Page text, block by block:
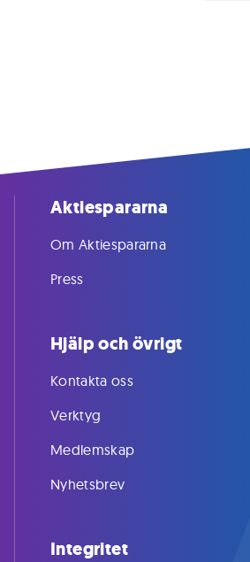
Aktiespararna
Om Aktiespararna
Press
Hjälp och övrigt
Kontakta oss
Verktyg
Medlemskap
Nyhetsbrev
Integritet